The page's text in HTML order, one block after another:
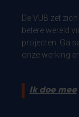
De VUB zet
betere wereld
projecten. Ga
onze werking
Ik doe mee